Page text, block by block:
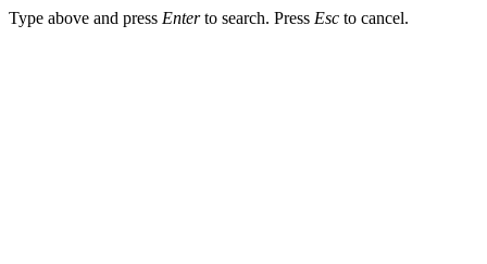
Type above and press Enterto search. Press Esc to cancel.